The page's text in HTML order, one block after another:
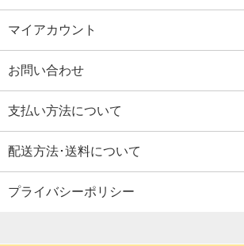
マイアカウント
お問い合わせ
支払い方法について
配送方法･送料について
プライバシーポリシー